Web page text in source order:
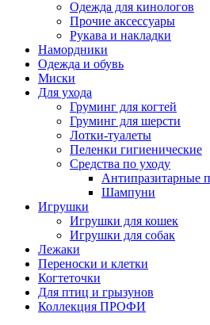
Одежда для кинологов
Прочие аксессуары
Рукава и накладки
Намордники
Одежда и обувь
Миски
Для ухода
Груминг для когтей
Груминг для шерсти
Лотки-туалеты
Пеленки гигиенические
Средства по уходу
Антипразитарные
Шампуни
Игрушки
Игрушки для кошек
Игрушки для собак
Лежаки
Переноски и клетки
Когтеточки
Для птиц и грызунов
Коллекция ПРОФИ